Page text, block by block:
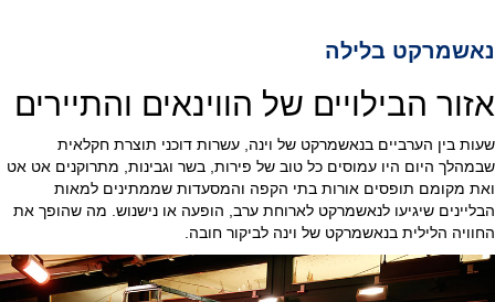
נאשמרקט בלילה
אזור הבילויים של הווינאים והתיירים
שעות בין הערביים בנאשמרקט של וינה, עשרות דוכני תוצרת חקלאית
שבמהלך היום היו עמוסים כל טוב של פירות, בשר וגבינות, מתרוקנים אט אט
ואת מקומם תופסים אורות בתי הקפה והמסעדות שממתינים למאות
הבליינים שיגיעו לנאשמרקט לארוחת ערב, הופעה או נישנוש. מה שהופך את
החוויה הלילית בנאשמרקט של וינה לביקור חובה.